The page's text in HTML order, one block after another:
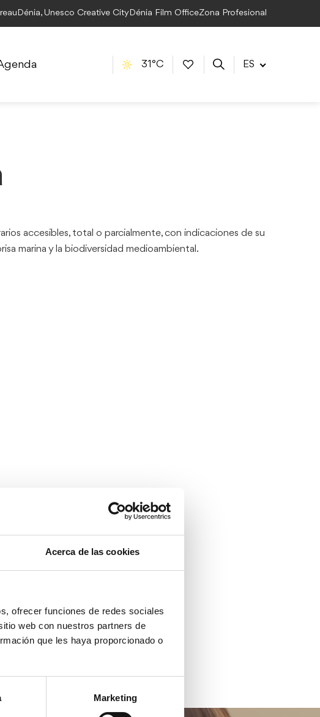
Acerca de las cookies
ofrecer funciones de redes sociales
web con nuestros partners de
que les haya proporcionado o
Marketing
Dénia, Unesco Creative CityDénia Film OfficeZona Profesional
31°C ES
accesibles, total o parcialmente, con indicaciones de su
marina y la biodiversidad medioambiental.